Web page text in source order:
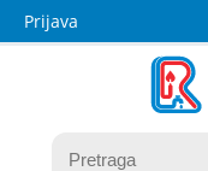
Prijava